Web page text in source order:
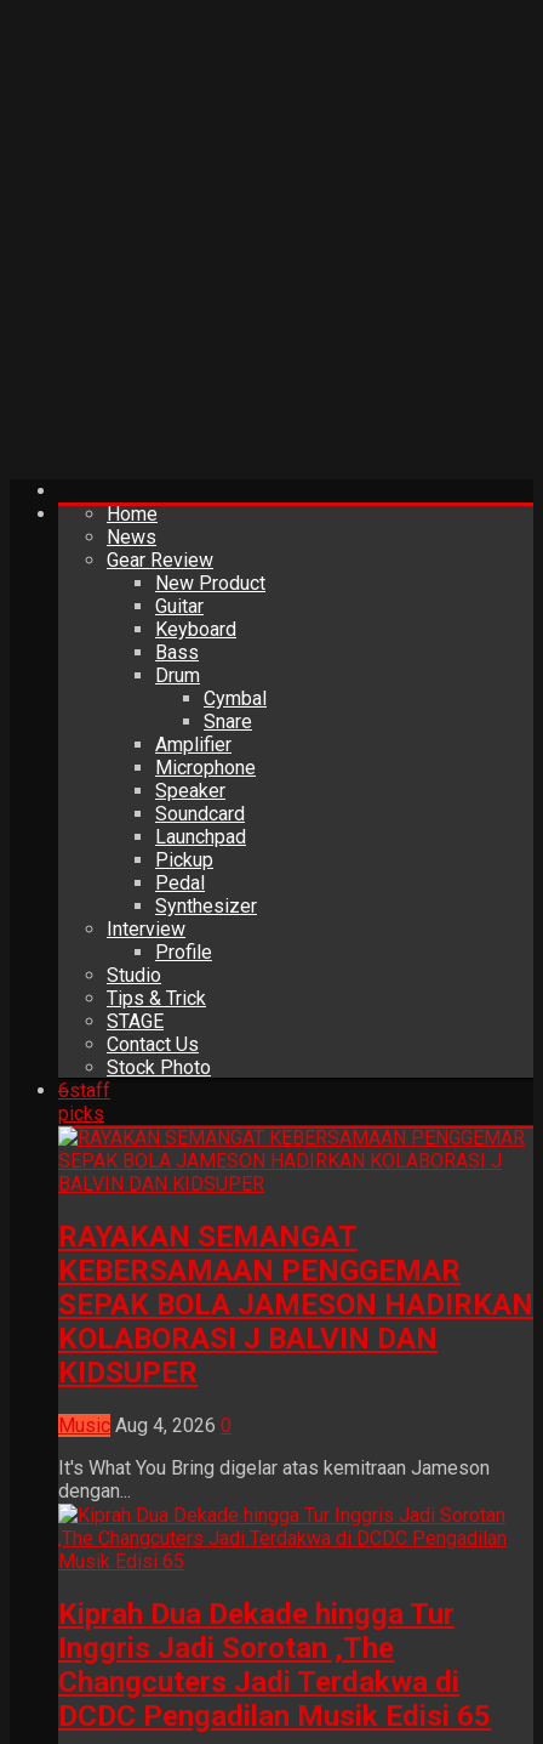
Home
News
Gear Review
New Product
Guitar
Keyboard
Bass
Drum
Cymbal
Snare
Amplifier
Microphone
Speaker
Soundcard
Launchpad
Pickup
Pedal
Synthesizer
Interview
Profile
Studio
Tips & Trick
STAGE
Contact Us
Stock Photo
6staff
picks
RAYAKAN SEMANGAT
KEBERSAMAAN PENGGEMAR
SEPAK BOLA JAMESON HADIRKAN
KOLABORASI J BALVIN DAN
KIDSUPER
Music Aug 4, 2026 0
It's What You Bring digelar atas kemitraan Jameson
dengan...
Kiprah Dua Dekade hingga Tur
Inggris Jadi Sorotan ,The
Changcuters Jadi Terdakwa di
DCDC Pengadilan Musik Edisi 65